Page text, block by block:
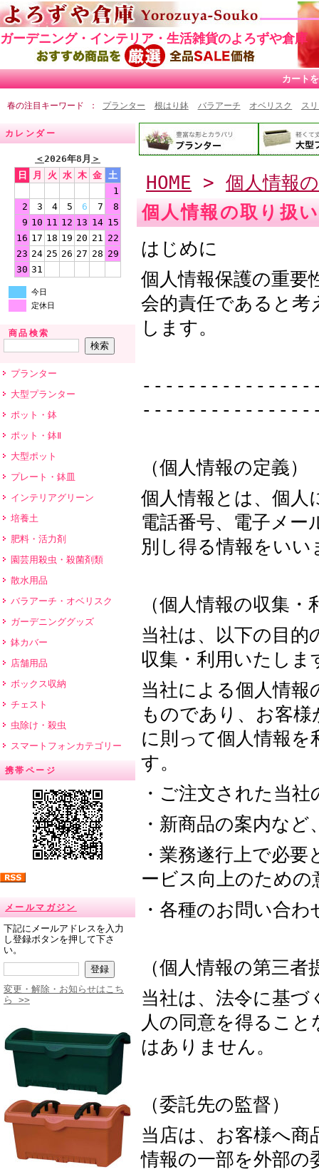
ガーデニング・インテリア・生活雑貨のよろずや倉庫
カート
春の注目キーワード プランター 根はり鉢 バラアーチ オベリスク ス
カレンダー
＜2026年8月 ＞
日
月 火 水 木 金 土
1
2
3 4 5 6 7
8
9 10 11 12 13 14 15
16 17 18 19 20 21 22
23 24 25 26 27 28 29
30 31
今日
定休日
商品検索
プランター
大型プランター
ポット・鉢
ポット・鉢Ⅱ
大型ポット
プレート・鉢皿
インテリアグリーン
培養土
肥料・活力剤
園芸用殺虫・殺菌剤類
散水用品
バラアーチ・オベリスク
ガーデニンググッズ
鉢カバー
店舗用品
ボックス収納
チェスト
虫除け・殺虫
スマートフォンカテゴリー
携帯ページ
メールマガジン
下記にメールアドレスを入力
し登録ボタンを押して下さ
い。
変更・解除・お知らせはこち
ら >>
HOME > 個人情報
個人情報の取り扱
はじめに
個人情報保護の重要
会的責任であると考
します。
（個人情報の定義）
個人情報とは、個人
電話番号、電子メー
別し得る情報をいい
（個人情報の収集・
当社は、以下の目
収集・利用いたしま
当社による個人情報
ものであり、お客
に則って個人情報
す。
・ご注文された当
・新商品の案内な
・業務遂行上で必
ービス向上のための
・各種のお問い合わ
（個人情報の第三者
当社は、法令に基づ
人の同意を得るこ
はありません。
（委託先の監督）
当店は、お客様へ商
情報の一部を外部の